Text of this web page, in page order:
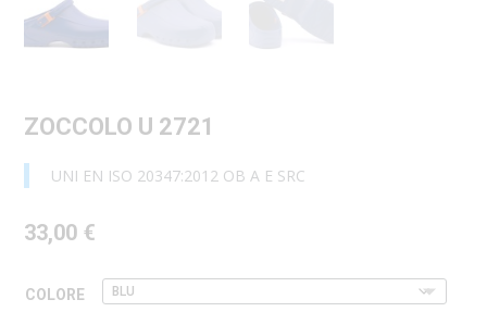
ZOCCOLO U 2721
UNI EN ISO 20347:2012 OB A E SRC
33,00 €
COLORE